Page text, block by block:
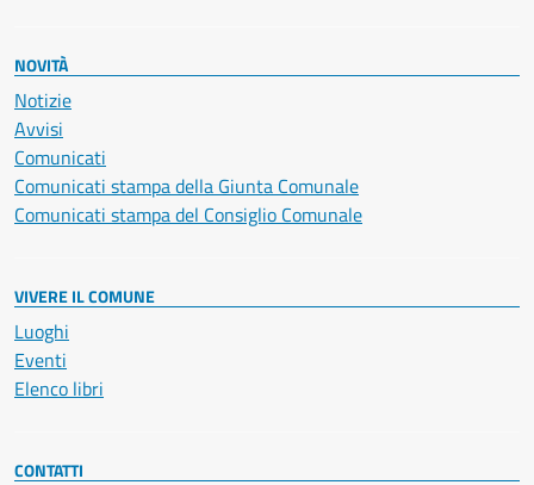
NOVITÀ
Notizie
Avvisi
Comunicati
Comunicati stampa della Giunta Comunale
Comunicati stampa del Consiglio Comunale
VIVERE IL COMUNE
Luoghi
Eventi
Elenco libri
CONTATTI